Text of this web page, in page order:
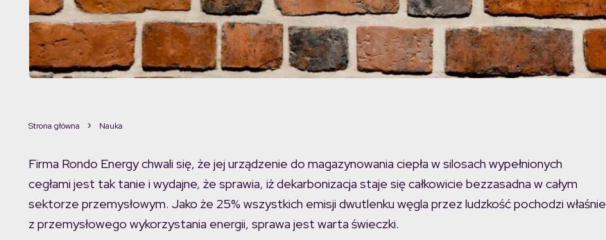
Strona główna Nauka
Firma Rondo Energy chwali się, że jej urządzenie do magazynowania ciepła w silosach wypełnionych
cegłami jest tak tanie i wydajne, że sprawia, iż dekarbonizacja staje się całkowicie bezzasadna w całym
sektorze przemysłowym. Jako że 25% wszystkich emisji dwutlenku węgla przez ludzkość pochodzi właśnie
z przemysłowego wykorzystania energii, sprawa jest warta świeczki.